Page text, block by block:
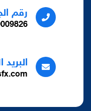
رقم
البريد